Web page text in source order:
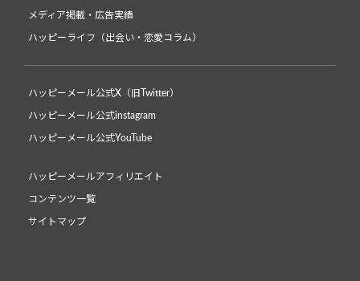
メディア掲載・広告実績
ハッピーライフ（出会い・恋愛コラム）
ハッピーメール公式X（旧Twitter）
ハッピーメール公式instagram
ハッピーメール公式YouTube
ハッピーメールアフィリエイト
コンテンツ一覧
サイトマップ